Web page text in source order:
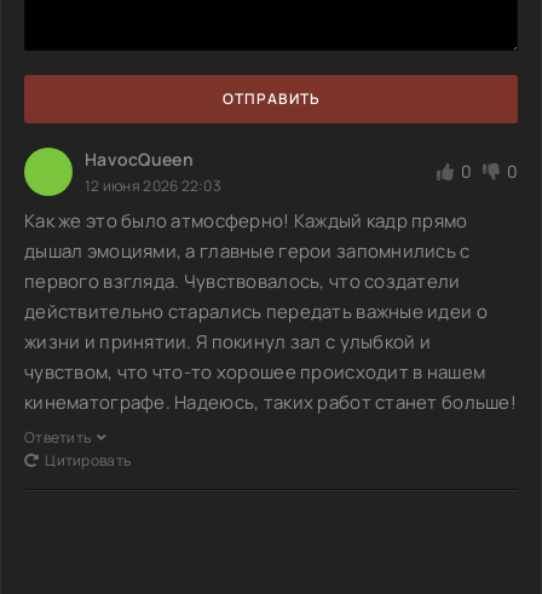
ОТПРАВИТЬ
HavocQueen
12 июня 2026 22:03
0 0
Как же это было атмосферно! Каждый кадр прямо
дышал эмоциями, а главные герои запомнились с
первого взгляда. Чувствовалось, что создатели
действительно старались передать важные идеи о
жизни и принятии. Я покинул зал с улыбкой и
чувством, что что-то хорошее происходит в нашем
кинематографе. Надеюсь, таких работ станет больше!
Ответить
Цитировать